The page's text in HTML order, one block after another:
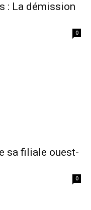
: La démission
0
sa filiale ouest-
0